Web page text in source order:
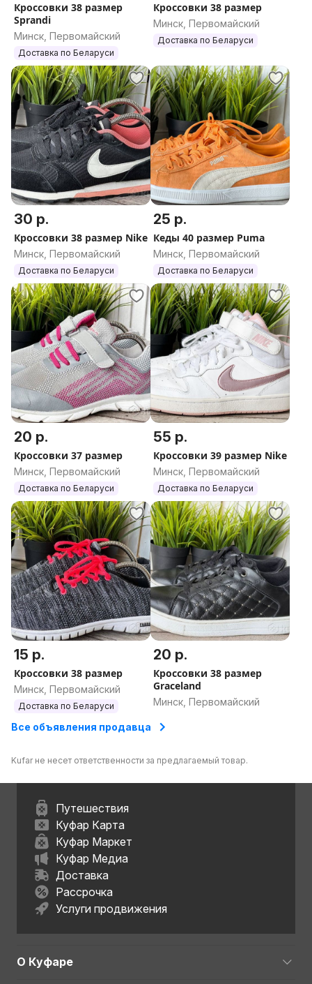
Кроссовки 38 размер
Sprandi
Минск, Первомайский
Доставка по Беларуси
Кроссовки 38 размер
Минск, Первомайский
Доставка по Беларуси
30 р.
Кроссовки 38 размер Nike
Минск, Первомайский
Доставка по Беларуси
25 р.
Кеды 40 размер Puma
Минск, Первомайский
Доставка по Беларуси
20 р.
Кроссовки 37 размер
Минск, Первомайский
Доставка по Беларуси
55 р.
Кроссовки 39 размер Nike
Минск, Первомайский
Доставка по Беларуси
15 р.
Кроссовки 38 размер
Минск, Первомайский
Доставка по Беларуси
20 р.
Кроссовки 38 размер
Graceland
Минск, Первомайский
Все объявления продавца
Kufar не несет ответственности за предлагаемый товар.
Путешествия
Куфар Карта
Куфар Маркет
Куфар Медиа
Доставка
Рассрочка
Услуги продвижения
О Куфаре